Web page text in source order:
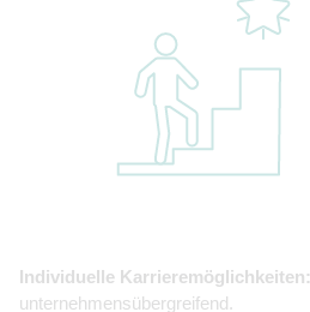
Individuelle Karrieremöglichkeiten:
unternehmensübergreifend.